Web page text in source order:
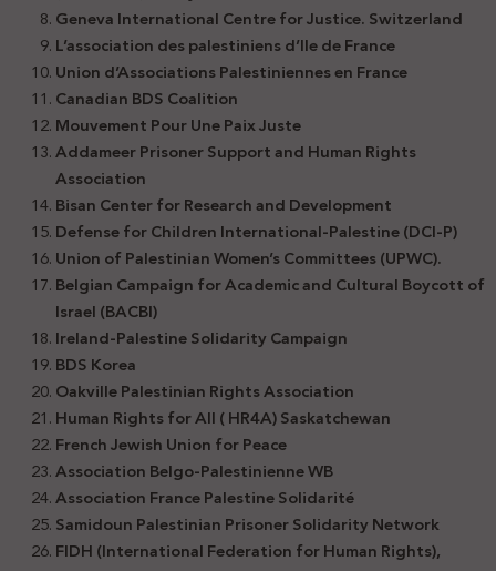
Geneva International Centre for Justice. Switzerland
L’association des palestiniens d’Ile de France
Union d’Associations Palestiniennes en France
Canadian BDS Coalition
Mouvement Pour Une Paix Juste
Addameer Prisoner Support and Human Rights
Association
Bisan Center for Research and Development
Defense for Children International-Palestine (DCI-P)
Union of Palestinian Women’s Committees (UPWC).
Belgian Campaign for Academic and Cultural Boycott of
Israel (BACBI)
Ireland-Palestine Solidarity Campaign
BDS Korea
Oakville Palestinian Rights Association
Human Rights for All ( HR4A) Saskatchewan
French Jewish Union for Peace
Association Belgo-Palestinienne WB
Association France Palestine Solidarité
Samidoun Palestinian Prisoner Solidarity Network
FIDH (International Federation for Human Rights),